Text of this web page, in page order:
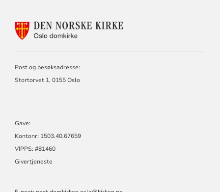
KONTAKTINFORMASJON
Post og besøksadresse:
Stortorvet 1, 0155 Oslo
Gave:
Kontonr: 1503.40.67659
VIPPS: #81460
Givertjeneste